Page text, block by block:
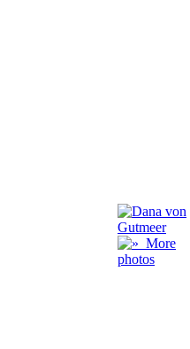
More
photos